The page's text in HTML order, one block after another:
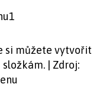
si můžete vytvořit
| Zdroj: